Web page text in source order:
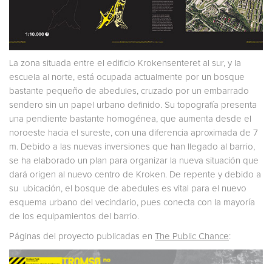
La zona situada entre el edificio Krokensenteret al sur, y la
escuela al norte, está ocupada actualmente por un bosque
bastante pequeño de abedules, cruzado por un embarrado
sendero sin un papel urbano definido. Su topografía presenta
una pendiente bastante homogénea, que aumenta desde el
noroeste hacia el sureste, con una diferencia aproximada de 7
m. Debido a las nuevas inversiones que han llegado al barrio,
se ha elaborado un plan para organizar la nueva situación que
dará origen al nuevo centro de Kroken. De repente y debido a
su ubicación, el bosque de abedules es vital para el nuevo
esquema urbano del vecindario, pues conecta con la mayoría
de los equipamientos del barrio.
Páginas del proyecto publicadas en The Public Chance: